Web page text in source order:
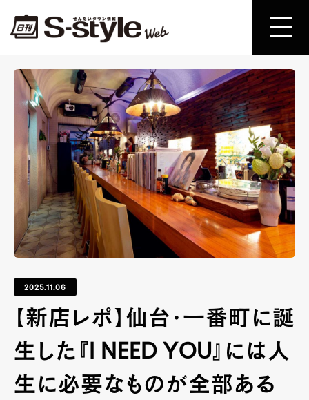
2025.11.06
【新店レポ】仙台・一番町に誕
生した『I NEED YOU』には人
生に必要なものが全部ある